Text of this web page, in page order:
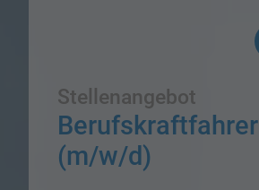
Stellenangebot
Berufskraftfahrer
(m/w/d)